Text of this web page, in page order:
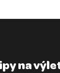
na